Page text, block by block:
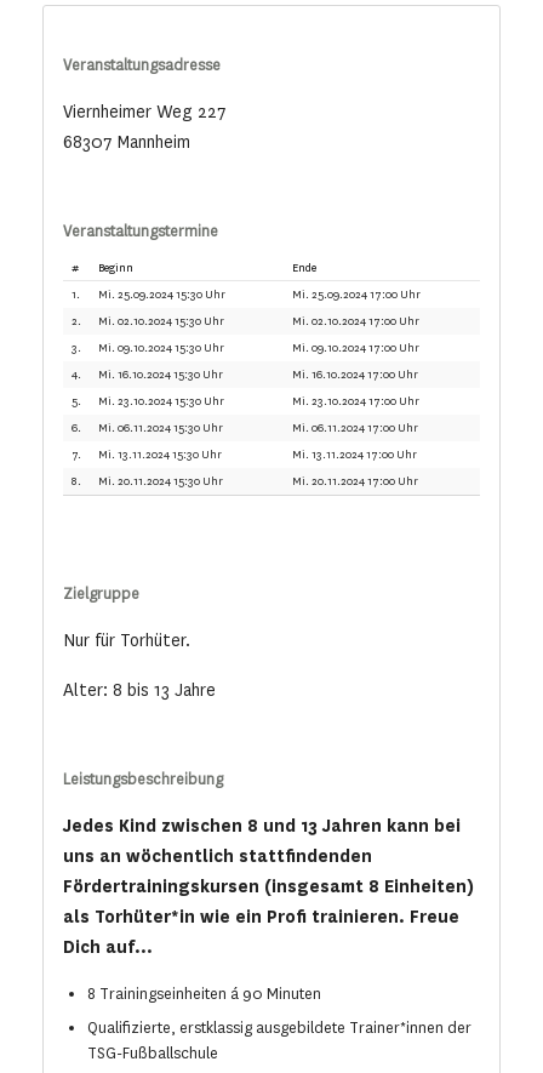
Veranstaltungsadresse
Viernheimer Weg 227
68307 Mannheim
Veranstaltungstermine
# Beginn
Ende
1.
Mi. 25.09.2024 15:30 Uhr
Mi. 25.09.2024 17:00 Uhr
2.
Mi. 02.10.2024 15:30 Uhr
Mi. 02.10.2024 17:00 Uhr
3.
Mi. 09.10.2024 15:30 Uhr
Mi. 09.10.2024 17:00 Uhr
4.
Mi. 16.10.2024 15:30 Uhr
Mi. 16.10.2024 17:00 Uhr
5.
Mi. 23.10.2024 15:30 Uhr
Mi. 23.10.2024 17:00 Uhr
6.
Mi. 06.11.2024 15:30 Uhr
Mi. 06.11.2024 17:00 Uhr
7.
Mi. 13.11.2024 15:30 Uhr
Mi. 13.11.2024 17:00 Uhr
8.
Mi. 20.11.2024 15:30 Uhr Mi. 20.11.2024 17:00 Uhr
Zielgruppe
Nur für Torhüter.
Alter: 8 bis 13 Jahre
Leistungsbeschreibung
Jedes Kind zwischen 8 und 13 Jahren kann bei
uns an wöchentlich stattfindenden
Fördertrainingskursen (insgesamt 8 Einheiten)
als Torhüter*in wie ein Profi trainieren. Freue
Dich auf...
8 Trainingseinheiten á 90 Minuten
Qualifizierte, erstklassig ausgebildete Trainer*innen der
TSG-Fußballschule